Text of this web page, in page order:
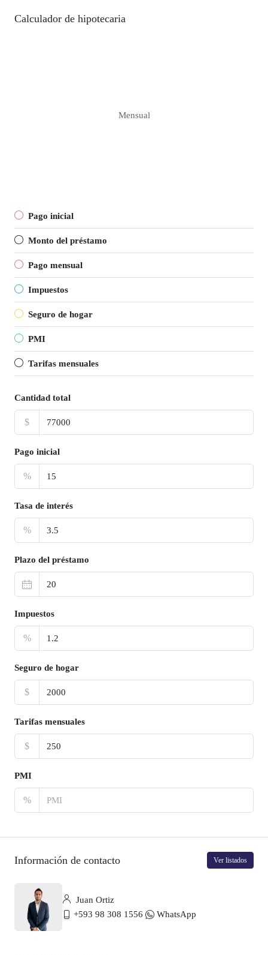
Calculador de hipotecaria
Mensual
Pago inicial
Monto del préstamo
Pago mensual
Impuestos
Seguro de hogar
PMI
Tarifas mensuales
Cantidad total
$
Pago inicial
%
Tasa de interés
%
Plazo del préstamo
Impuestos
%
Seguro de hogar
$
Tarifas mensuales
$
PMI
%
Información de contacto Ver listados
Juan Ortiz
+593 98 308 1556
WhatsApp